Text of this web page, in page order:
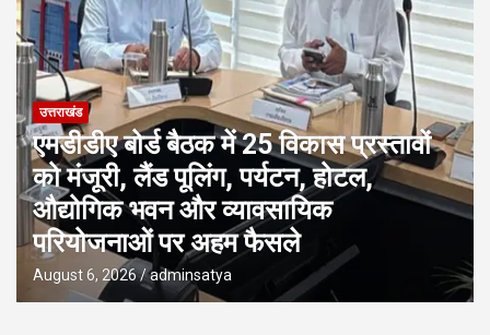
उत्तराखंड
एमडीडीए बोर्ड बैठक में 25 विकास प्रस्तावों
को मंजूरी, लैंड पूलिंग, पर्यटन, होटल,
औद्योगिक भवन और व्यावसायिक
परियोजनाओं पर अहम फैसले
August 6, 2026 adminsatya